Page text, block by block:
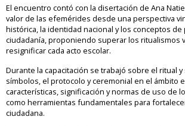
El encuentro contó con la disertación de Ana
valor de las efemérides desde una perspectiva
histórica, la identidad nacional y los conceptos de
ciudadanía, proponiendo superar los ritualismos
resignificar cada acto escolar.
Durante la capacitación se trabajó sobre el ritual
símbolos, el protocolo y ceremonial en el ámbito
características, significación y normas de uso de
como herramientas fundamentales para
ciudadana.